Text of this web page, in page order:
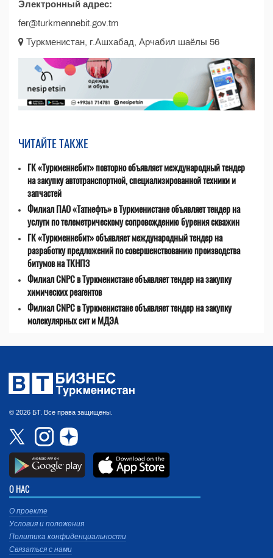
Электронный адрес:
fer@turkmennebit.gov.tm
Туркменистан, г.Ашхабад, Арчабил шаёлы 56
ЧИТАЙТЕ ТАКЖЕ
ГК «Туркменнебит» повторно объявляет международный тендер
на закупку автотранспортной, специализированной техники и
запчастей
Филиал ПАО «Татнефть» в Туркменистане объявляет тендер на
услуги по телеметрическому сопровождению бурения скважин
ГК «Туркменнебит» объявляет международный тендер на
разработку предложений по совершенствованию производства
битумов на ТКНПЗ
Филиал CNPC в Туркменистане объявляет тендер на закупку
химических реагентов
Филиал CNPC в Туркменистане объявляет тендер на закупку
молекулярных сит и МДЭА
© 2026 БТ. Все права защищены.
О НАС
О проекте
Условия и положения
Политика конфиденциальности
Связаться с нами